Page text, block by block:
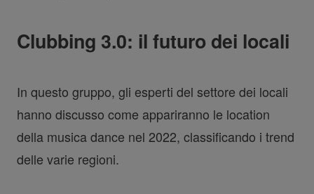
Clubbing 3.0: il futuro dei locali
In questo gruppo, gli esperti del settore dei locali
hanno discusso come appariranno le location
della musica dance nel 2022, classificando i trend
delle varie regioni.